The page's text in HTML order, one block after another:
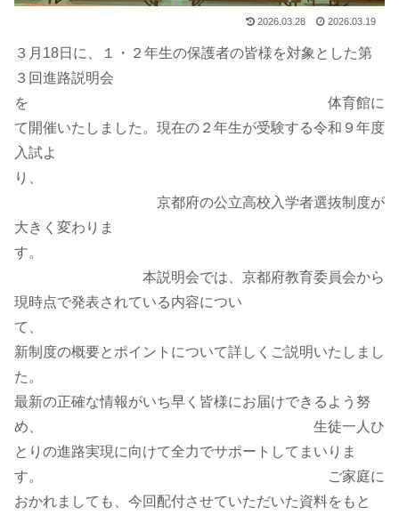
2026.03.28 2026.03.19
３月18日に、１・２年生の保護者の皆様を対象とした第
３回進路説明会
を 体育館に
て開催いたしました。現在の２年生が受験する令和９年度
入試よ
り、
京都府の公立高校入学者選抜制度が
大きく変わりま
す。
本説明会では、京都府教育委員会から
現時点で発表されている内容につい
て、
新制度の概要とポイントについて詳しくご説明いたしまし
た。
最新の正確な情報がいち早く皆様にお届けできるよう努
め、 生徒一人ひ
とりの進路実現に向けて全力でサポートしてまいりま
す。 ご家庭に
おかれましても、今回配付させていただいた資料をもと